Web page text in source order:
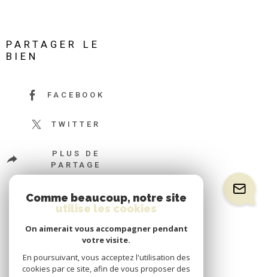
PARTAGER LE
BIEN
FACEBOOK
TWITTER
PLUS DE
PARTAGE
Comme beaucoup, notre site
utilise les cookies
On aimerait vous accompagner pendant
votre visite.
En poursuivant, vous acceptez l'utilisation des
cookies par ce site, afin de vous proposer des